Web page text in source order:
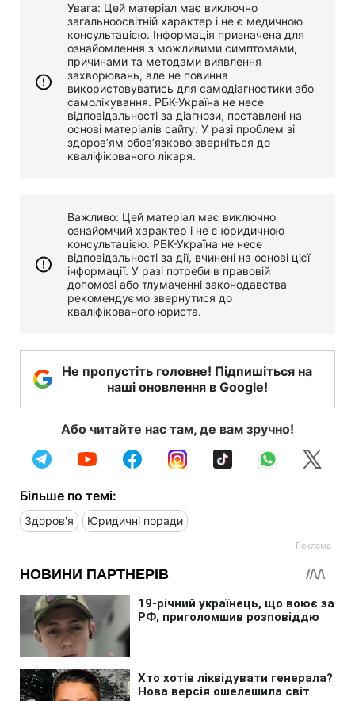
Увага: Цей матеріал має виключно
загальноосвітній характер і не є медичною
консультацією. Інформація призначена для
ознайомлення з можливими симптомами,
причинами та методами виявлення
захворювань, але не повинна
використовуватись для самодіагностики або
самолікування. РБК-Україна не несе
відповідальності за діагнози, поставлені на
основі матеріалів сайту. У разі проблем зі
здоров’ям обов’язково зверніться до
кваліфікованого лікаря.
Важливо: Цей матеріал має виключно
ознайомчий характер і не є юридичною
консультацією. РБК-Україна не несе
відповідальності за дії, вчинені на основі цієї
інформації. У разі потреби в правовій
допомозі або тлумаченні законодавства
рекомендуємо звернутися до
кваліфікованого юриста.
Не пропустіть головне! Підпишіться на
наші оновлення в Google!
Або читайте нас там, де вам зручно!
Більше по темі:
Здоров'я Юридичні поради